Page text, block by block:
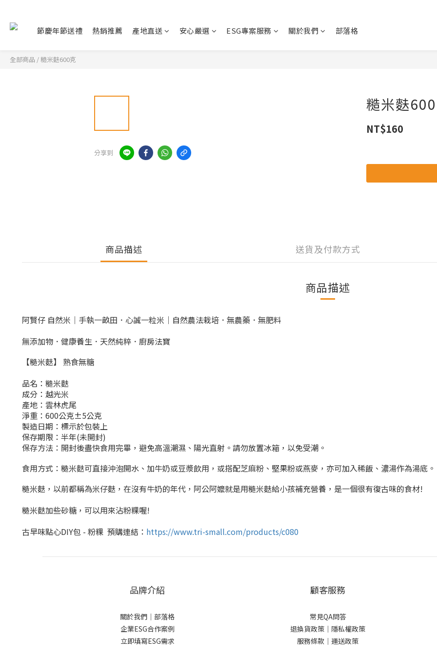
節慶年節送禮 熱銷推薦 產地直送 安心嚴選 ESG專案服務 關於我們 部落格
全部商品 /糙米麩600克
分享到
糙米麩
NT$160
商品描述 送貨及付款方式
商品描述
阿賢仔 自然米｜手執一畝田．心誠一粒米 ｜ 自然農法栽培．無農藥．無肥料
無添加物．健康養生．天然純粹．廚房法寶
【糙米麩】 熟食無糖
品名：糙米麩
成分：越光米
產地：雲林虎尾
淨重：600公克±5公克
製造日期：標示於包裝上
保存期限：半年(未開封)
保存方法：開封後盡快食用完畢，避免高溫潮濕、陽光直射。請勿放置冰箱，以免受潮。
食用方式 ： 糙米麩可直接沖泡開水、加牛奶或豆漿飲用，或搭配芝麻粉、堅果粉或燕麥，亦可加入稀飯、濃湯作為湯底。
糙米麩，以前都稱為米仔麩，在沒有牛奶的年代，阿公阿嬤就是用糙米麩給小孩補充營養，是一個很有復古味的食材!
糙米麩加些砂糖，可以用來沾粉粿喔!
古早味點心DIY包 - 粉粿 預購連結： https://www.tri-small.com/products/c080
品牌介紹
關於我們 ｜ 部落格
企業ESG合作案例
立即填寫ESG需求
顧客服務
常見QA問答
退換貨政策｜ 隱私權政策
服務條款｜ 運送政策